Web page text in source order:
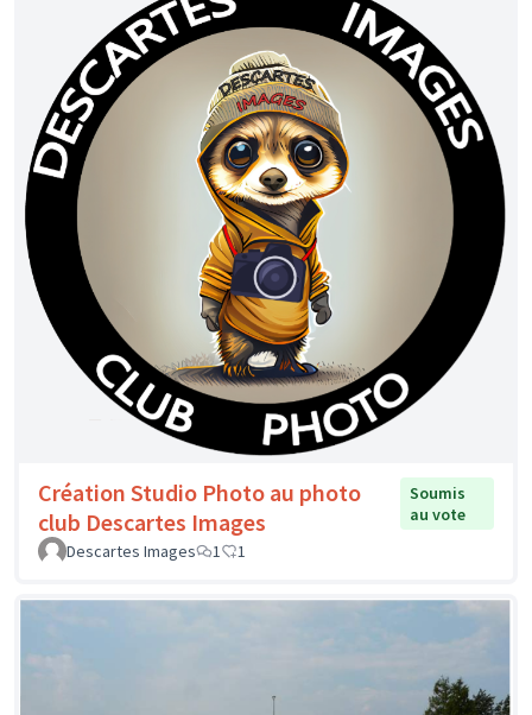
Création Studio Photo au photo
club Descartes Images
Soumis
au vote
Descartes Images
1 1